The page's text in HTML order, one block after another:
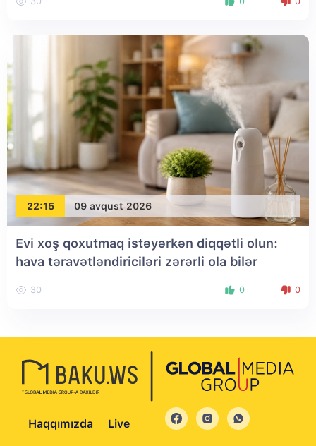
22:15 09 avqust 2026
Evi xoş qoxutmaq istəyərkən diqqətli olun:
hava təravətləndiriciləri zərərli ola bilər
30 0 0
Haqqımızda Live